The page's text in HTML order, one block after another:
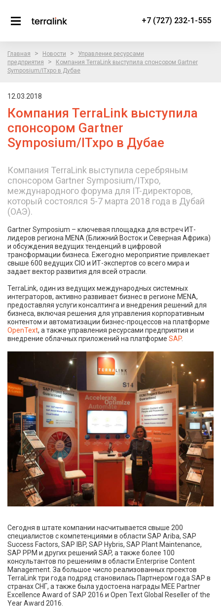
+7 (727) 232-1-555
Главная > Новости >
Управление ресурсами
предприятия
>
Компания TerraLink выступила спонсором Gartner
Symposium/ITxpo в Дубае
12.03.2018
Компания TerraLink выступила
спонсором Gartner
Symposium/ITxpo в Дубае
Компания TerraLink выступила серебряным
спонсором Gartner Symposium/ITxpo,
международного форума для IT-директоров,
который состоялся 5-7 марта 2018 года в Дубай
(ОАЭ).
Gartner Symposium – ключевая площадка для встреч ИТ-
лидеров региона MENA (Ближний Восток и Северная Африка)
и обсуждения ведущих тенденций в цифровой
трансформации бизнеса. Ежегодно мероприятие привлекает
свыше 600 ведущих CIO и ИТ-экспертов со всего мира и
задает вектор развития для всей отрасли.
TerraLink, один из ведущих международных системных
интеграторов, активно развивает бизнес в регионе MENA,
предоставляя услуги консалтинга и внедрения решений для
бизнеса, включая решения для управления корпоративным
контентом и автоматизации бизнес-процессов на платформе
OpenText, а также управления ресурсами предприятия и
внедрение облачных приложений на платформе SAP.
Сегодня в штате компании насчитывается свыше 200
специалистов с компетенциями в области SAP Ariba, SAP
Success Factors, SAP IBP, SAP Hybris, SAP Plant Maintenance,
SAP PPM и других решений SAP, а также более 100
консультантов по решениям в области Enterprise Content
Management. За большое число реализованных проектов
TerraLink три года подряд становилась Партнером года SAP в
странах СНГ, а также была удостоена награды MEE Partner
Excellence Award of SAP 2016 и Open Text Global Reseller of the
Year Award 2016.